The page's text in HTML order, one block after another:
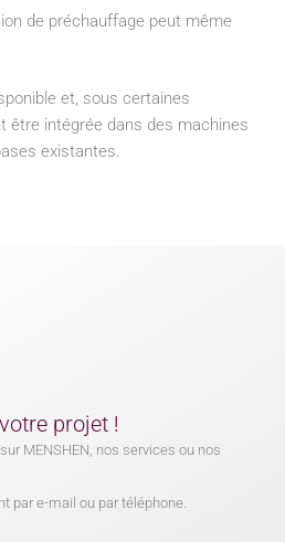
de préchauffage peut même
et, sous certaines
être intégrée dans des machines
existantes.
projet !
MENSHEN, nos services ou nos
par e-mail ou par téléphone.